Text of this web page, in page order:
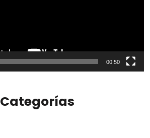
00:50
Categorías